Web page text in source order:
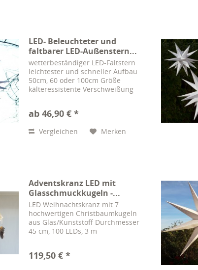
LED- Beleuchteter und
faltbarer LED-Außenstern...
wetterbeständiger LED-Faltstern
leichtester und schneller Aufbau
50cm, 60 oder 100cm Größe
kälteressistente Verschweißung
Hochwertig verarbeiteter,
ab 46,90 € *
Vergleichen Merken
Adventskranz LED mit
Glasschmuckkugeln -...
LED Weihnachtskranz mit 7
hochwertigen Christbaumkugeln
aus Glas/Kunststoff Durchmesser
45 cm, 100 LEDs, 3 m
LED-Kranz an dem 7
119,50 € *